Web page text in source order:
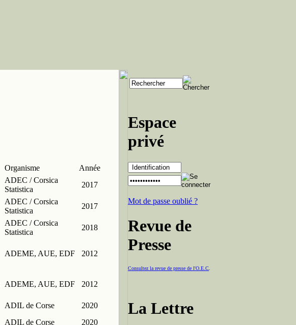
Organisme
Année
ADEC / Corsica
Statistica
2017
ADEC / Corsica
Statistica
2017
ADEC / Corsica
Statistica
2018
ADEME, AUE, EDF 2012
ADEME, AUE, EDF 2012
ADIL de Corse
2020
ADIL de Corse
2020
Espace
privé
Mot de passe oublié ?
Revue de
Presse
Consultez la revue de presse de l'O.E.C
La Lettre